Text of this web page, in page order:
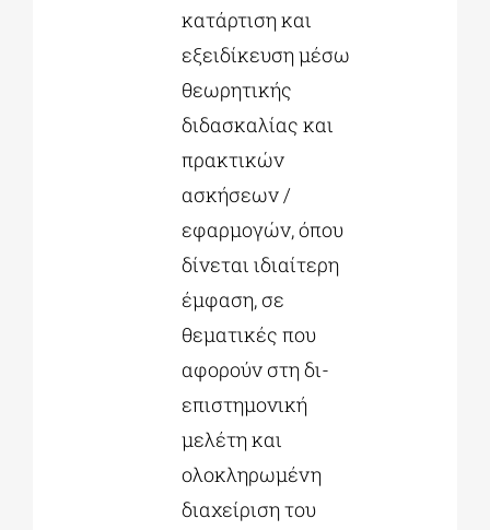
κατάρτιση και
εξειδίκευση μέσω
θεωρητικής
διδασκαλίας και
πρακτικών
ασκήσεων /
εφαρμογών, όπου
δίνεται ιδιαίτερη
έμφαση, σε
θεματικές που
αφορούν στη δι-
επιστημονική
μελέτη και
ολοκληρωμένη
διαχείριση του